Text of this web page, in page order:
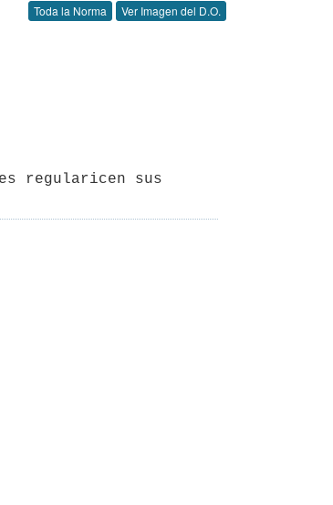
Toda la Norma Ver Imagen del D.O.
regularicen sus